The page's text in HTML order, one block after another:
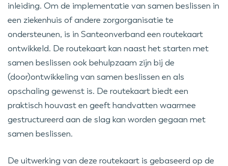
inleiding. Om de implementatie van samen beslissen in
een ziekenhuis of andere zorgorganisatie te
ondersteunen, is in Santeonverband een routekaart
ontwikkeld. De routekaart kan naast het starten met
samen beslissen ook behulpzaam zijn bij de
(door)ontwikkeling van samen beslissen en als
opschaling gewenst is. De routekaart biedt een
praktisch houvast en geeft handvatten waarmee
gestructureerd aan de slag kan worden gegaan met
samen beslissen.
De uitwerking van deze routekaart is gebaseerd op de